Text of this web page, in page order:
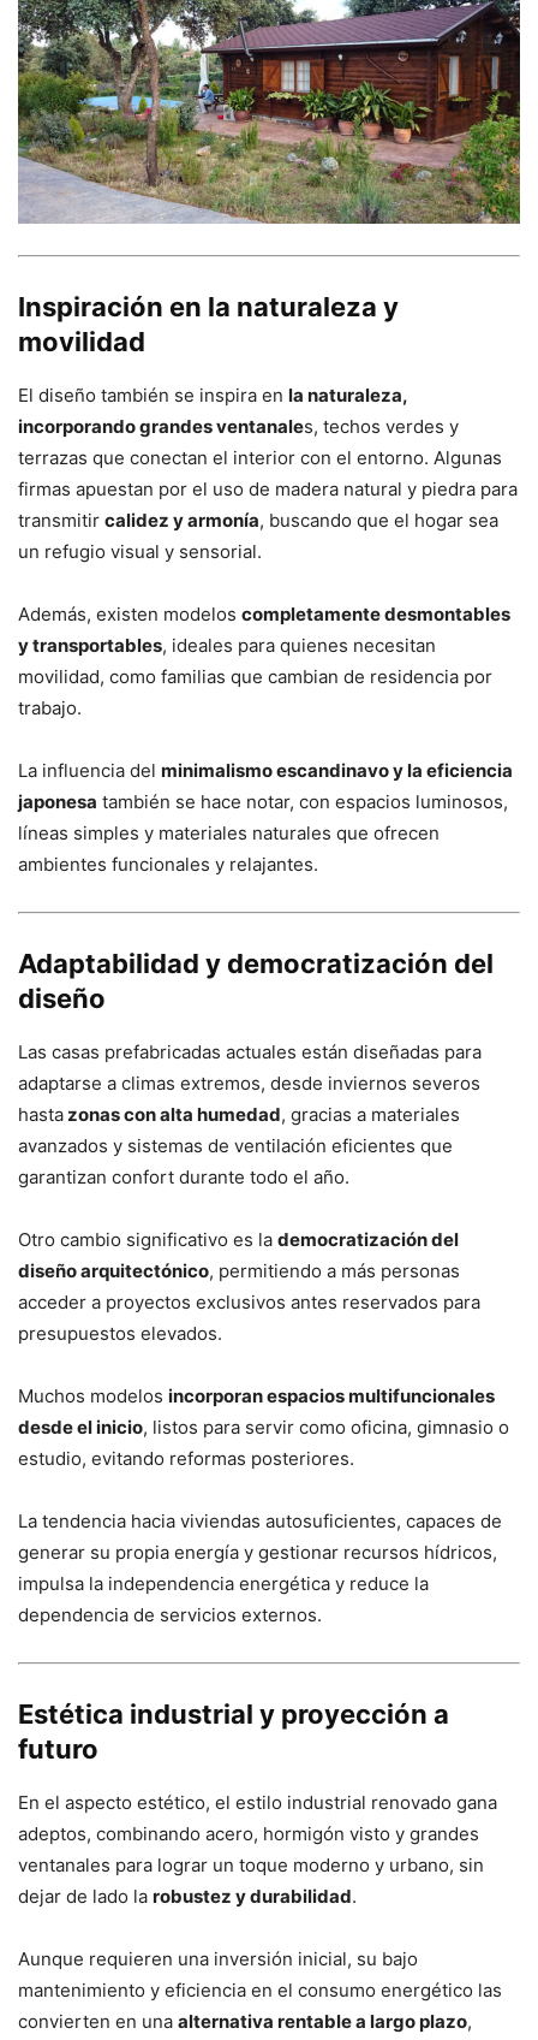
Inspiración en la naturaleza y
movilidad
El diseño también se inspira en la naturaleza,
incorporando grandes ventanales, techos verdes y
terrazas que conectan el interior con el entorno. Algunas
firmas apuestan por el uso de madera natural y piedra para
transmitir calidez y armonía, buscando que el hogar sea
un refugio visual y sensorial.
Además, existen modelos completamente desmontables
y transportables, ideales para quienes necesitan
movilidad, como familias que cambian de residencia por
trabajo.
La influencia del minimalismo escandinavo y la eficiencia
japonesa también se hace notar, con espacios luminosos,
líneas simples y materiales naturales que ofrecen
ambientes funcionales y relajantes.
Adaptabilidad y democratización del
diseño
Las casas prefabricadas actuales están diseñadas para
adaptarse a climas extremos, desde inviernos severos
hastazonas con alta humedad, gracias a materiales
avanzados y sistemas de ventilación eficientes que
garantizan confort durante todo el año.
Otro cambio significativo es la democratización del
diseño arquitectónico, permitiendo a más personas
acceder a proyectos exclusivos antes reservados para
presupuestos elevados.
Muchos modelos incorporan espacios multifuncionales
desde el inicio, listos para servir como oficina, gimnasio o
estudio, evitando reformas posteriores.
La tendencia hacia viviendas autosuficientes, capaces de
generar su propia energía y gestionar recursos hídricos,
impulsa la independencia energética y reduce la
dependencia de servicios externos.
Estética industrial y proyección a
futuro
En el aspecto estético, el estilo industrial renovado gana
adeptos, combinando acero, hormigón visto y grandes
ventanales para lograr un toque moderno y urbano, sin
dejar de lado la robustez y durabilidad.
Aunque requieren una inversión inicial, su bajo
mantenimiento y eficiencia en el consumo energético las
convierten en una alternativa rentable a largo plazo,